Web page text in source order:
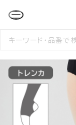
検